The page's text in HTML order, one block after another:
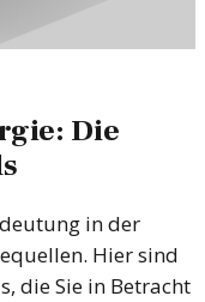
Die
in der
Hier sind
die Sie in Betracht